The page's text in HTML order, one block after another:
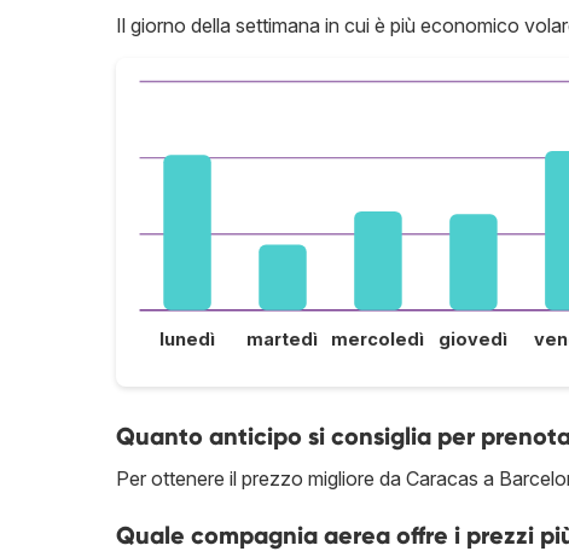
Il giorno della settimana in cui è più economico
lunedì martedì mercoledì giovedì
Quanto anticipo si consiglia per
Per ottenere il prezzo migliore da Caracas a
Quale compagnia aerea offre i prezzi